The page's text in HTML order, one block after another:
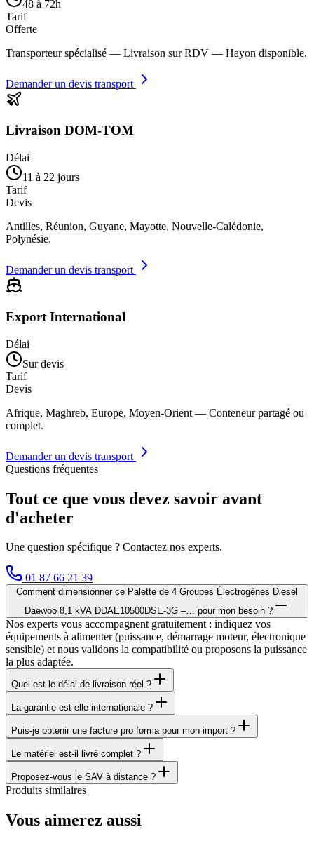
48 à 72h
Tarif
Offerte
Transporteur spécialisé — Livraison sur RDV — Hayon disponible.
Demander un devis transport
Livraison DOM-TOM
Délai
11 à 22 jours
Tarif
Devis
Antilles, Réunion, Guyane, Mayotte, Nouvelle-Calédonie,
Polynésie.
Demander un devis transport
Export International
Délai
Sur devis
Tarif
Devis
Afrique, Maghreb, Europe, Moyen-Orient — Conteneur partagé ou
complet.
Demander un devis transport
Questions fréquentes
Tout ce que vous devez savoir avant
d'acheter
Une question spécifique ? Contactez nos experts.
01 87 66 21 39
Comment dimensionner ce Palette de 4 Groupes Électrogènes Diesel
Daewoo 8,1 kVA DDAE10500DSE-3G –… pour mon besoin ?
Nos experts vous accompagnent gratuitement : indiquez vos
équipements à alimenter (puissance, démarrage moteur, électronique
sensible) et nous validons la compatibilité ou proposons la puissance
la plus adaptée.
Quel est le délai de livraison réel ?
La garantie est-elle internationale ?
Puis-je obtenir une facture pro forma pour mon import ?
Le matériel est-il livré complet ?
Proposez-vous le SAV à distance ?
Produits similaires
Vous aimerez aussi